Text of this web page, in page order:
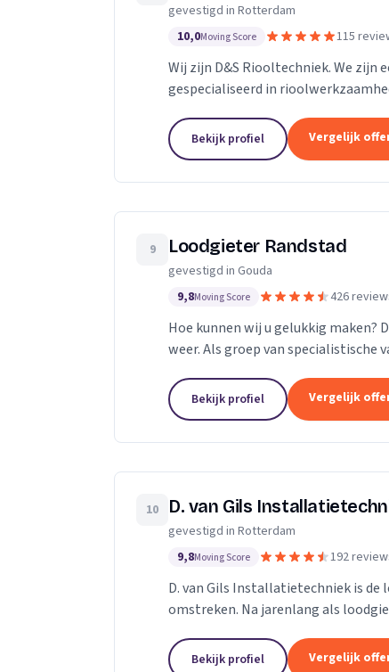
gevestigd in Rotterdam
10,0Moving Score 115
Wij zijn D&S Riooltechniek. We zijn
gespecialiseerd in
Bekijk profiel Vergelijk
9 Loodgieter Randstad
gevestigd in Gouda
9,8Moving Score 426
Hoe kunnen wij u gelukkig maken?
weer. Als groep van specialistische
Bekijk profiel Vergelijk
10 D. van Gils
gevestigd in Rotterdam
9,8Moving Score 192
D. van Gils Installatietechniek is
omstreken. Na jarenlang als
Bekijk profiel Vergelijk